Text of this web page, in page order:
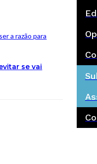
a razão para
se vai